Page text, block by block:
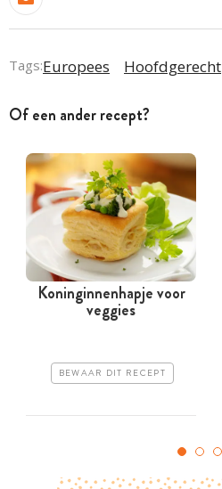
Tags:Europees Hoofdgerecht
Of een ander recept?
Koninginnenhapje voor
veggies
BEWAAR DIT RECEPT